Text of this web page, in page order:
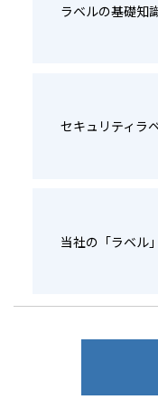
ラベルの基礎知
セキュリティラ
当社の「ラベル